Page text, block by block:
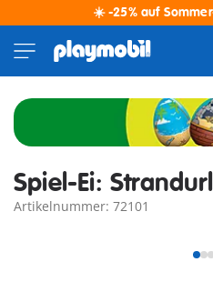
☀️ -25% auf
Spiel-Ei:
Artikelnummer: 72101